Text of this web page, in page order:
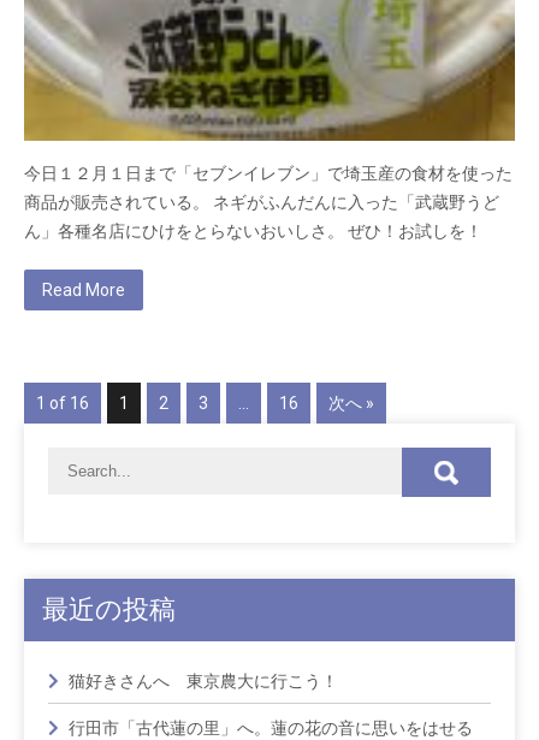
今日１２月１日まで「セブンイレブン」で埼玉産の食材を使った
商品が販売されている。 ネギがふんだんに入った「武蔵野うど
ん」各種名店にひけをとらないおいしさ。 ぜひ！お試しを！
Read More
1 of 16 1 2 3 16 次へ »
最近の投稿
猫好きさんへ 東京農大に行こう！
行田市「古代蓮の里」へ。蓮の花の音に思いをはせる